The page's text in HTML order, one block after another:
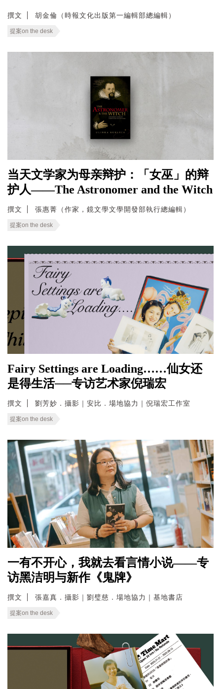
撰文 胡金倫（時報文化出版第一編輯部總編輯）
提案on the desk
当天文学家为母亲辩护：「女巫」的辩
护人——The Astronomer and the Witch
撰文 張惠菁（作家，鏡文學文學開發部執行總編輯）
提案on the desk
Fairy Settings are Loading……仙女还
是得生活──专访艺术家倪瑞宏
撰文 劉芳妙．攝影｜安比．場地協力｜倪瑞宏工作室
提案on the desk
一有不开心，我就去看言情小说——专
访黑洁明与新作《鬼牌》
撰文 張嘉真．攝影｜劉璧慈．場地協力｜基地書店
提案on the desk